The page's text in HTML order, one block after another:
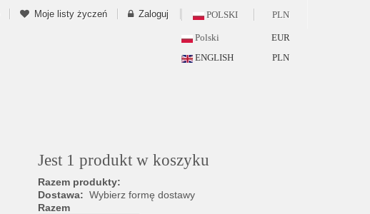
Moje listy życzeń Zaloguj POLSKI
Polski
ENGLISH
PLN
EUR
PLN
Jest 1 produkt w koszyku
Razem produkty:
Dostawa:Wybierz formę dostawy
Razem